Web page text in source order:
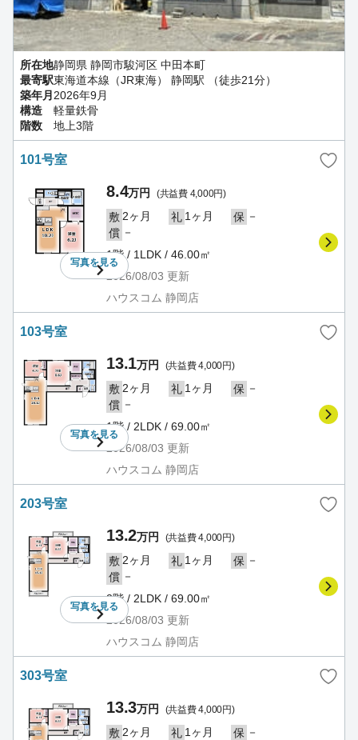
所在地静岡県 静岡市駿河区 中田本町
最寄駅東海道本線（JR東海） 静岡駅 （徒歩21分）
築年月 2026年9月
構造
軽量鉄骨
階数
地上3階
101号室
写真を見る
8.4万円 (共益費 4,000円)
敷 2ヶ月 礼 1ヶ月 保 －
償 －
1階 / 1LDK / 46.00㎡
2026/08/03 更新
ハウスコム 静岡店
103号室
写真を見る
13.1万円 (共益費 4,000円)
敷 2ヶ月 礼 1ヶ月 保 －
償 －
1階 / 2LDK / 69.00㎡
2026/08/03 更新
ハウスコム 静岡店
203号室
写真を見る
13.2万円 (共益費 4,000円)
敷 2ヶ月 礼 1ヶ月 保 －
償 －
2階 / 2LDK / 69.00㎡
2026/08/03 更新
ハウスコム 静岡店
303号室
13.3万円 (共益費 4,000円)
敷 2ヶ月 礼 1ヶ月 保 －